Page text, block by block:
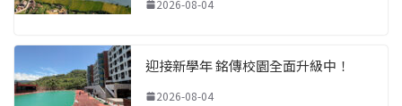
2026-08-04
迎接新學年 銘傳校園全面升級中！
2026-08-04